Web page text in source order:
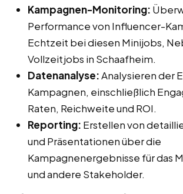
Kampagnen-Monitoring:
Performance von Influencer-
Echtzeit bei diesen Minijobs,
Vollzeitjobs in Schaafheim.
Datenanalyse:Analysieren der
Kampagnen, einschließlich
Raten, Reichweite und ROI.
Reporting: Erstellen von
und Präsentationen über die
Kampagnenergebnisse für das
und andere Stakeholder.